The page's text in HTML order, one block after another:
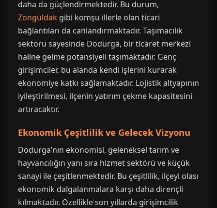
daha da güçlendirmektedir. Bu durum,
Zonguldak gibi komşu illerle olan ticari
bağlantıları da canlandırmaktadır. Taşımacılık
sektörü sayesinde Dodurga, bir ticaret merkezi
haline gelme potansiyeli taşımaktadır. Genç
girişimciler, bu alanda kendi işlerini kurarak
ekonomiye katkı sağlamaktadır. Lojistik altyapının
iyileştirilmesi, ilçenin yatırım çekme kapasitesini
artıracaktır.
Ekonomik Çeşitlilik ve Gelecek Vizyonu
Dodurga’nın ekonomisi, geleneksel tarım ve
hayvancılığın yanı sıra hizmet sektörü ve küçük
sanayi ile çeşitlenmektedir. Bu çeşitlilik, ilçeyi olası
ekonomik dalgalanmalara karşı daha dirençli
kılmaktadır. Özellikle son yıllarda girişimcilik